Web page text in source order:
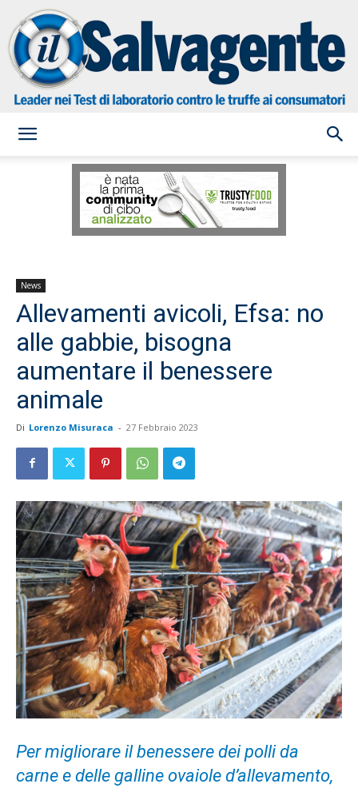
Salvagente
News
Allevamenti avicoli, Efsa: no
alle gabbie, bisogna
aumentare il benessere
animale
Di Lorenzo Misuraca - 27 Febbraio 2023
Per migliorare il benessere dei polli da
carne e delle galline ovaiole d’allevamento,